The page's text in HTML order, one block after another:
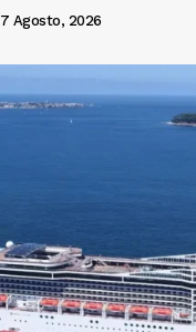
7 Agosto, 2026